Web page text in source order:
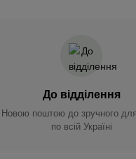
До відділення
Новою поштою до зручного для
по всій Україні